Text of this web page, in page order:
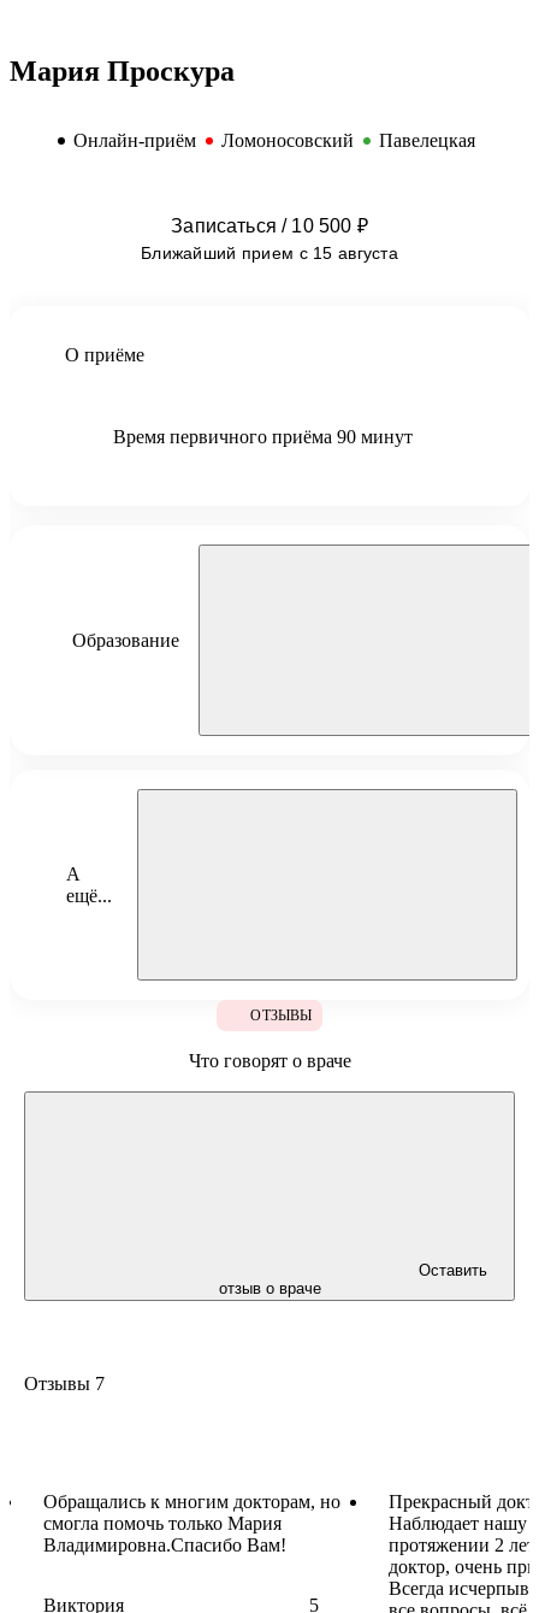
Мария Проскура
Онлайн-приём Ломоносовский Павелецкая
Записаться / 10 500 ₽
Ближайший прием с 15 августа
О приёме
Время первичного приёма 90 минут
Образование
специальности «Педиатрия», 2018 г.
РНИМУ им. Н.И. Пирогова, аспирантура по
специальности «Клиническая медицина», 2021 г.
А
ещё...
ОТЗЫВЫ
Что говорят о враче
Оставить
отзыв о враче
Отзывы 7
Обращались к многим докторам, но
смогла помочь только Мария
Владимировна.Спасибо Вам!
Виктория 5
Прекрасный
Наблюдает нашу
протяжении 2
доктор, очень
Всегда